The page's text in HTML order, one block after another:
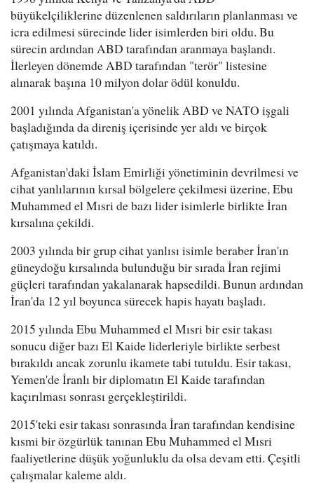
büyükelçiliklerine düzenlenen saldırıların planlanması ve
icra edilmesi sürecinde lider isimlerden biri oldu. Bu
sürecin ardından ABD tarafından aranmaya başlandı.
İlerleyen dönemde ABD tarafından "terör" listesine
alınarak başına 10 milyon dolar ödül konuldu.
2001 yılında Afganistan'a yönelik ABD ve NATO işgali
başladığında da direniş içerisinde yer aldı ve birçok
çatışmaya katıldı.
Afganistan'daki İslam Emirliği yönetiminin devrilmesi ve
cihat yanlılarının kırsal bölgelere çekilmesi üzerine, Ebu
Muhammed el Mısri de bazı lider isimlerle birlikte İran
kırsalına çekildi.
2003 yılında bir grup cihat yanlısı isimle beraber İran'ın
güneydoğu kırsalında bulunduğu bir sırada İran rejimi
güçleri tarafından yakalanarak hapsedildi. Bunun ardından
İran'da 12 yıl boyunca sürecek hapis hayatı başladı.
2015 yılında Ebu Muhammed el Mısri bir esir takası
sonucu diğer bazı El Kaide liderleriyle birlikte serbest
bırakıldı ancak zorunlu ikamete tabi tutuldu. Esir takası,
Yemen'de İranlı bir diplomatın El Kaide tarafından
kaçırılması sonrası gerçekleştirildi.
2015'teki esir takası sonrasında İran tarafından kendisine
kısmi bir özgürlük tanınan Ebu Muhammed el Mısri
faaliyetlerine düşük yoğunluklu da olsa devam etti. Çeşitli
çalışmalar kaleme aldı.